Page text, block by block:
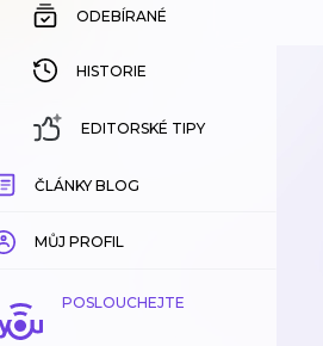
ODEBÍRANÉ
HISTORIE
EDITORSKÉ TIPY
ČLÁNKY BLOG
MŮJ PROFIL
POSLOUCHEJTE